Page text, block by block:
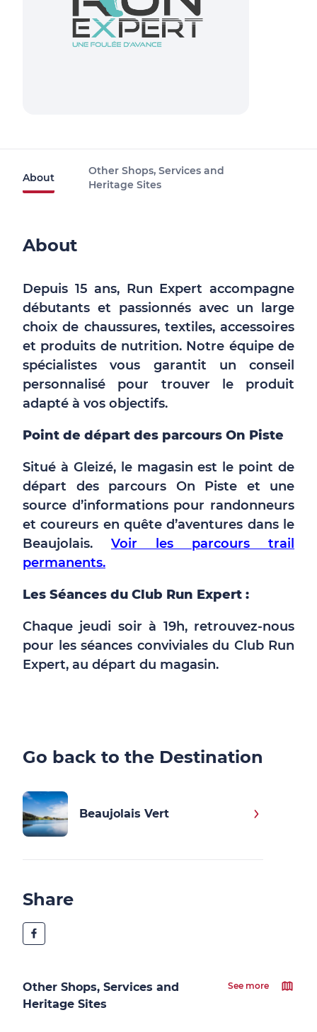
About
Other Shops, Services and
Heritage Sites
About
Depuis 15 ans, Run Expert accompagne
débutants et passionnés avec un large
choix de chaussures, textiles, accessoires
et produits de nutrition. Notre équipe de
spécialistes vous garantit un conseil
personnalisé pour trouver le produit
adapté à vos objectifs.
Point de départ des parcours On Piste
Situé à Gleizé, le magasin est le point de
départ des parcours On Piste et une
source d’informations pour randonneurs
et coureurs en quête d’aventures dans le
Beaujolais. Voir les parcours trail
permanents.
Les Séances du Club Run Expert :
Chaque jeudi soir à 19h, retrouvez-nous
pour les séances conviviales du Club Run
Expert, au départ du magasin.
Go back to the Destination
Beaujolais Vert
Share
Other Shops, Services and
Heritage Sites
See more